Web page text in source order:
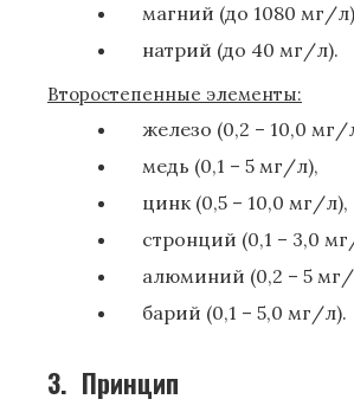
магний (до 1080 мг/
натрий (до 40 мг/л).
Второстепенные элементы:
железо (0,2 – 10,0 мг/
медь (0,1 – 5 мг/л),
цинк (0,5 – 10,0 мг/л),
стронций (0,1 – 3,0
алюминий (0,2 – 5
барий (0,1 – 5,0 мг/л).
3. Принцип